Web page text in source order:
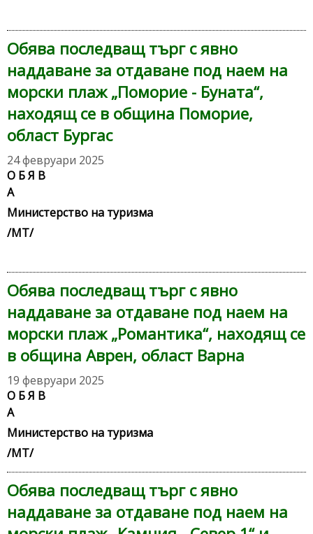
Обява последващ търг с явно
наддаване за отдаване под наем на
морски плаж „Поморие - Буната“,
находящ се в община Поморие,
област Бургас
24 февруари 2025
О Б Я В
Министерство на туризма
/МТ/
Обява последващ търг с явно
наддаване за отдаване под наем на
морски плаж „Романтика“, находящ се
в община Аврен, област Варна
19 февруари 2025
О Б Я В
Министерство на туризма
/МТ/
Обява последващ търг с явно
наддаване за отдаване под наем на